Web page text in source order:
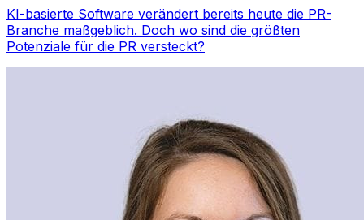
KI-basierte Software verändert bereits heute die PR-
Branche maßgeblich. Doch wo sind die größten
Potenziale für die PR versteckt?